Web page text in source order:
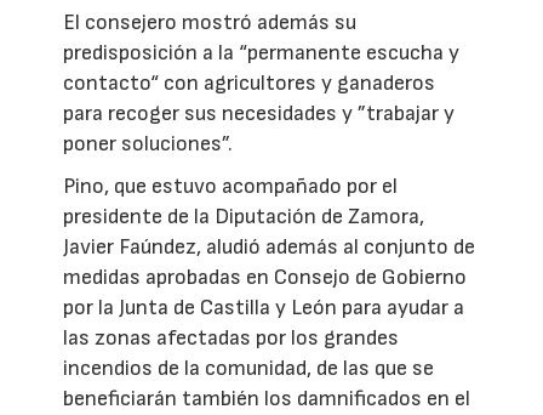
El consejero mostró además su
predisposición a la “permanente escucha y
contacto“ con agricultores y ganaderos
para recoger sus necesidades y ”trabajar y
poner soluciones”.
Pino, que estuvo acompañado por el
presidente de la Diputación de Zamora,
Javier Faúndez, aludió además al conjunto de
medidas aprobadas en Consejo de Gobierno
por la Junta de Castilla y León para ayudar a
las zonas afectadas por los grandes
incendios de la comunidad, de las que se
beneficiarán también los damnificados en el